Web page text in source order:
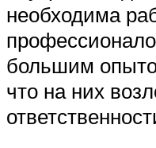
необходима
большим
что на них